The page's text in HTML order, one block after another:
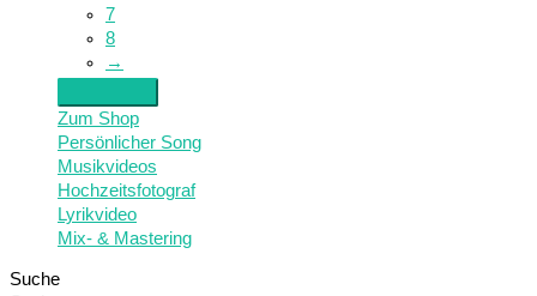
7
8
→
Zum Shop
Persönlicher Song
Musikvideos
Hochzeitsfotograf
Lyrikvideo
Mix- & Mastering
Suche